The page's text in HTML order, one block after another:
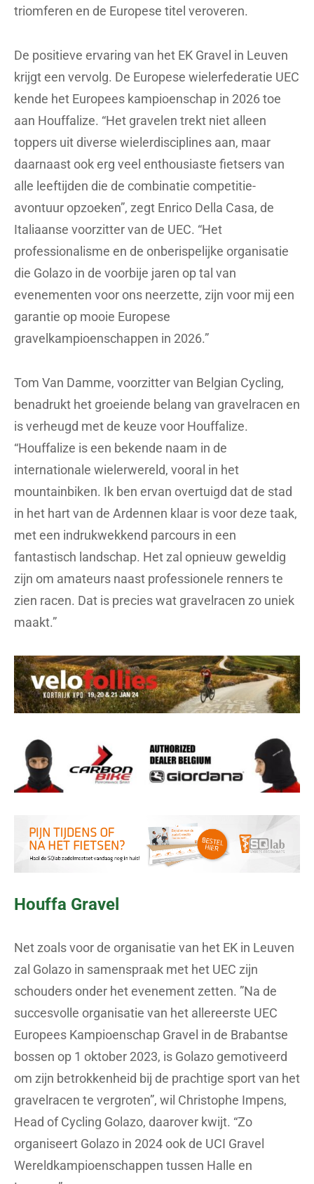
triomferen en de Europese titel veroveren.
De positieve ervaring van het EK Gravel in Leuven
krijgt een vervolg. De Europese wielerfederatie UEC
kende het Europees kampioenschap in 2026 toe
aan Houffalize. “Het gravelen trekt niet alleen
toppers uit diverse wielerdisciplines aan, maar
daarnaast ook erg veel enthousiaste fietsers van
alle leeftijden die de combinatie competitie-
avontuur opzoeken”, zegt Enrico Della Casa, de
Italiaanse voorzitter van de UEC. “Het
professionalisme en de onberispelijke organisatie
die Golazo in de voorbije jaren op tal van
evenementen voor ons neerzette, zijn voor mij een
garantie op mooie Europese
gravelkampioenschappen in 2026.”
Tom Van Damme, voorzitter van Belgian Cycling,
benadrukt het groeiende belang van gravelracen en
is verheugd met de keuze voor Houffalize.
“Houffalize is een bekende naam in de
internationale wielerwereld, vooral in het
mountainbiken. Ik ben ervan overtuigd dat de stad
in het hart van de Ardennen klaar is voor deze taak,
met een indrukwekkend parcours in een
fantastisch landschap. Het zal opnieuw geweldig
zijn om amateurs naast professionele renners te
zien racen. Dat is precies wat gravelracen zo uniek
maakt.”
Houffa Gravel
Net zoals voor de organisatie van het EK in Leuven
zal Golazo in samenspraak met het UEC zijn
schouders onder het evenement zetten. ”Na de
succesvolle organisatie van het allereerste UEC
Europees Kampioenschap Gravel in de Brabantse
bossen op 1 oktober 2023, is Golazo gemotiveerd
om zijn betrokkenheid bij de prachtige sport van het
gravelracen te vergroten”, wil Christophe Impens,
Head of Cycling Golazo, daarover kwijt. “Zo
organiseert Golazo in 2024 ook de UCI Gravel
Wereldkampioenschappen tussen Halle en